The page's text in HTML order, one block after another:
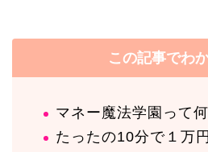
この記事でわ
マネー魔法学園って何
たったの10分で１万